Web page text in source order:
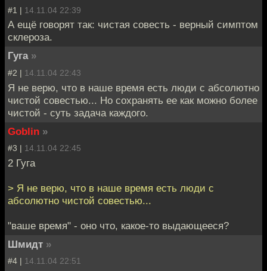
#1 | 14.11.04 22:39
А ещё говорят так: чистая совесть - верный симптом
склероза.
Гуга »
#2 | 14.11.04 22:43
Я не верю, что в наше время есть люди с абсолютно
чистой совестью... Но сохранять ее как можно более
чистой - суть задача каждого.
Goblin »
#3 | 14.11.04 22:45
2 Гуга
> Я не верю, что в наше время есть люди с
абсолютно чистой совестью...
"ваше время" - оно что, какое-то выдающееся?
Шмидт »
#4 | 14.11.04 22:51